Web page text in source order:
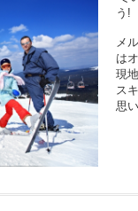
う!
メ
は
現
ス
思